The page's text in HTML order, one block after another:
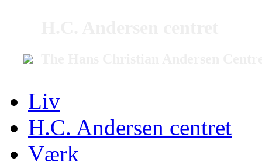
Liv
H.C. Andersen centret
Værk